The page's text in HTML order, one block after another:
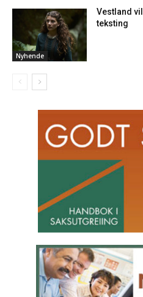
Nyhende
Vestland
teksting